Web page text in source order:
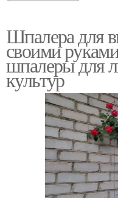
Шпалера для
своими
шпалеры для
культур